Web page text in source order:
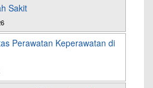
Sakit
Perawatan Keperawatan di